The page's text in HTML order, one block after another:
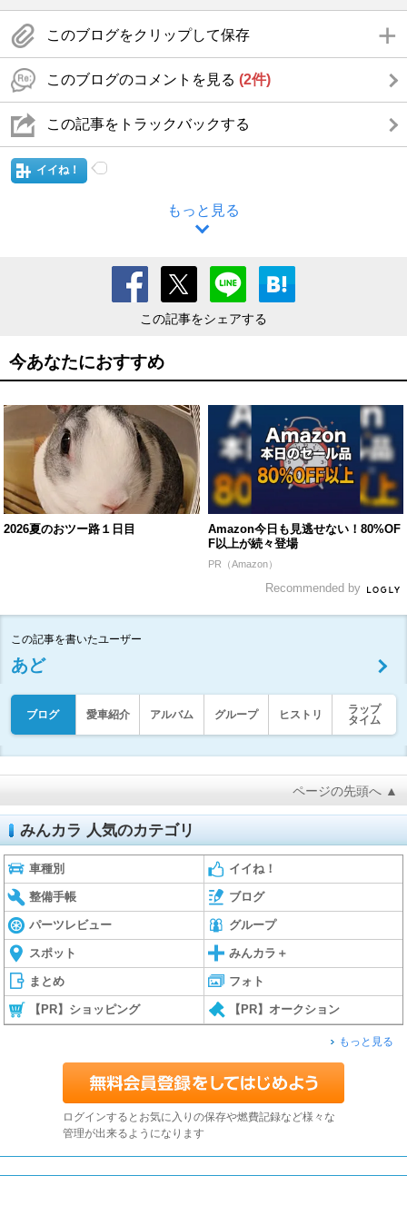
このブログをクリップして保存
このブログのコメントを見る (2件)
この記事をトラックバックする
イイね！
もっと見る
この記事をシェアする
今あなたにおすすめ
2026夏のおツー路１日目
Amazon今日も見逃せない！80%OF
F以上が続々登場
PR（Amazon）
Recommended by
この記事を書いたユーザー
あど
ブログ 愛車紹介 アルバム グループ ヒストリ
ラップ
タイム
ページの先頭へ ▲
みんカラ 人気のカテゴリ
車種別 イイね！
整備手帳 ブログ
パーツレビュー グループ
スポット みんカラ＋
まとめ フォト
【PR】ショッピング 【PR】オークション
もっと見る
ログインするとお気に入りの保存や燃費記録など様々な
管理が出来るようになります